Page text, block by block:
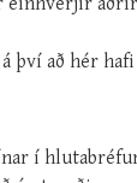
því að hér
í